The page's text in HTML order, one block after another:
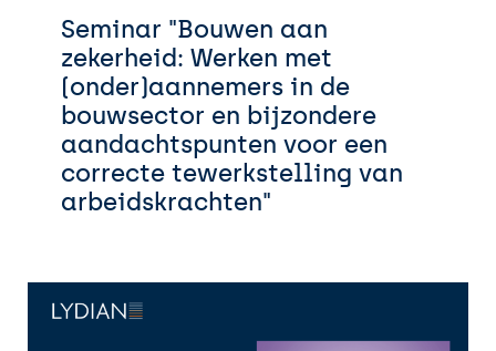
Seminar "Bouwen aan
zekerheid: Werken met
(onder)aannemers in de
bouwsector en bijzondere
aandachtspunten voor een
correcte tewerkstelling van
arbeidskrachten"